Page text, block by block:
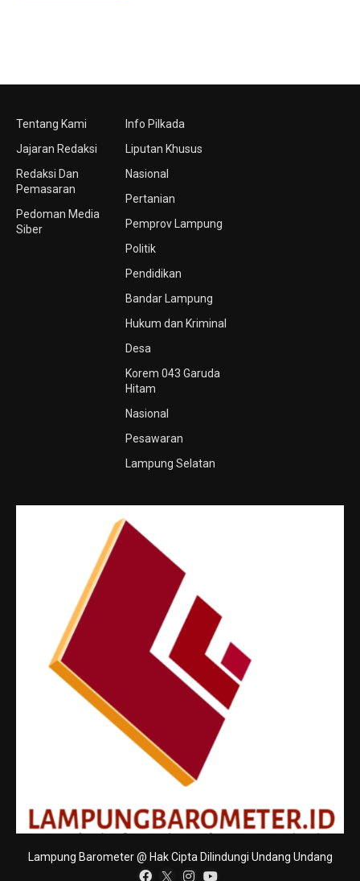
Tentang Kami
Jajaran Redaksi
Redaksi Dan
Pemasaran
Pedoman Media
Siber
Info Pilkada
Liputan Khusus
Nasional
Pertanian
Pemprov Lampung
Politik
Pendidikan
Bandar Lampung
Hukum dan Kriminal
Desa
Korem 043 Garuda
Hitam
Nasional
Pesawaran
Lampung Selatan
Lampung Barometer @ Hak Cipta Dilindungi Undang Undang